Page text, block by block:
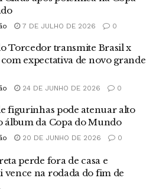
7 DE JULHO DE 2026 0
Torcedor transmite Brasil x
expectativa de novo grande
24 DE JUNHO DE 2026 0
figurinhas pode atenuar alto
álbum da Copa do Mundo
20 DE JUNHO DE 2026 0
perde fora de casa e
vence na rodada do fim de